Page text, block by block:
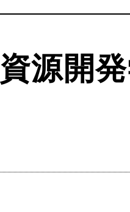
源開